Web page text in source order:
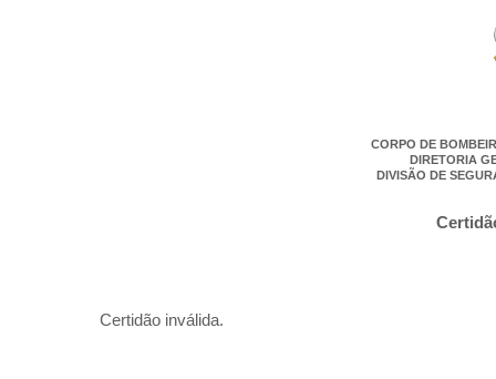
CORPO DE
DIRETORIA
DIVISÃO DE
Certidão inválida.